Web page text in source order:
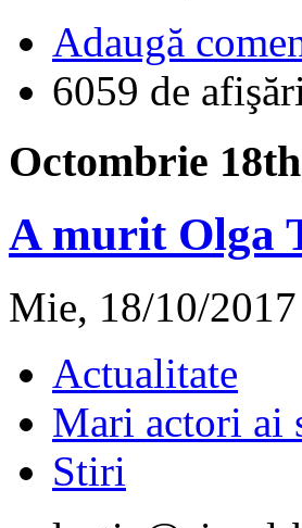
Adaugă
6059 de
Octombrie 18th
A murit Olga
Mie, 18/10/
Actualitate
Mari actori ai
Stiri